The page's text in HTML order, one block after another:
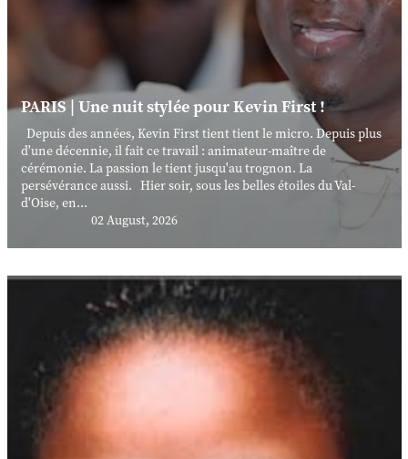
PARIS | Une nuit stylée pour Kevin First !
Depuis des années, Kevin First tient tient le micro. Depuis plus
d'une décennie, il fait ce travail : animateur-maître de
cérémonie. La passion le tient jusqu'au trognon. La
persévérance aussi. Hier soir, sous les belles étoiles du Val-
d'Oise, en...
02 August, 2026